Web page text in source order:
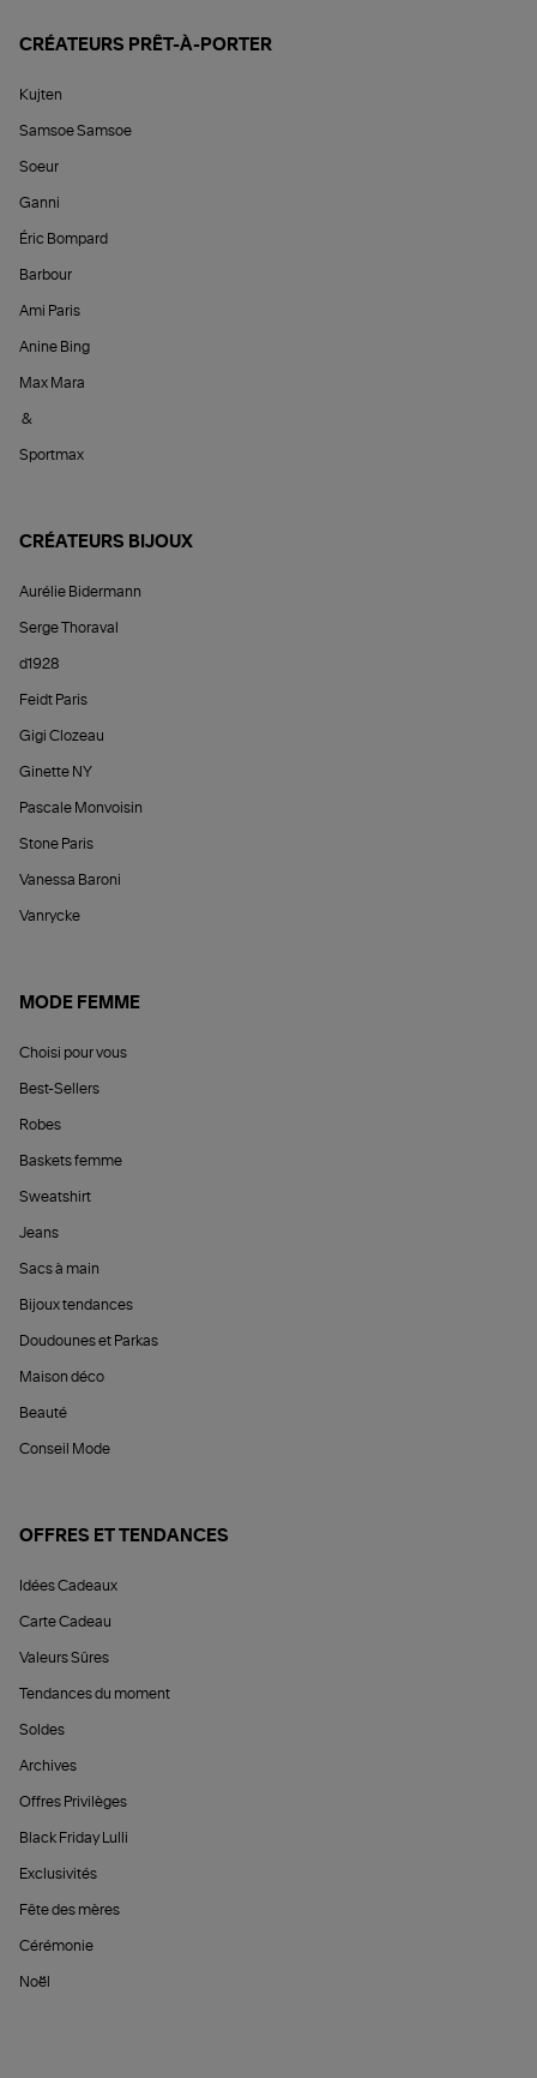
CRÉATEURS PRÊT-À-PORTER
Kujten
Samsoe Samsoe
Soeur
Ganni
Éric Bompard
Barbour
Ami Paris
Anine Bing
Max Mara
&
Sportmax
CRÉATEURS BIJOUX
Aurélie Bidermann
Serge Thoraval
d1928
Feidt Paris
Gigi Clozeau
Ginette NY
Pascale Monvoisin
Stone Paris
Vanessa Baroni
Vanrycke
MODE FEMME
Choisi pour vous
Best-Sellers
Robes
Baskets femme
Sweatshirt
Jeans
Sacs à main
Bijoux tendances
Doudounes et Parkas
Maison déco
Beauté
Conseil Mode
OFFRES ET TENDANCES
Idées Cadeaux
Carte Cadeau
Valeurs Sûres
Tendances du moment
Soldes
Archives
Offres Privilèges
Black Friday Lulli
Exclusivités
Fête des mères
Cérémonie
Noël